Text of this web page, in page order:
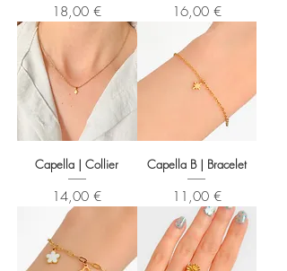
Prix
18,00 € Prix
16,00 €
Capella | Collier
Prix
14,00 €
Capella B | Bracelet
Prix
11,00 €